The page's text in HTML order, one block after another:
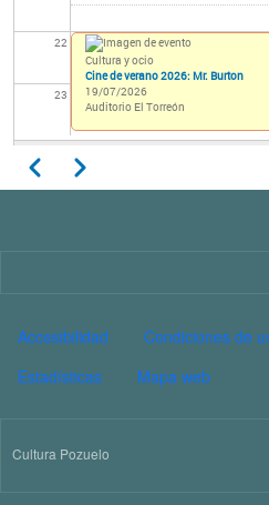
22
23
Cultura y ocio
Cine de verano 2026: Mr. Burton
19/07/2026
Auditorio El Torreón
Paginación
AnteriorSiguiente
PIE DE PÁGINA
Accesibilidad Condiciones de
Estadísticas
Mapa web
Cultura Pozuelo